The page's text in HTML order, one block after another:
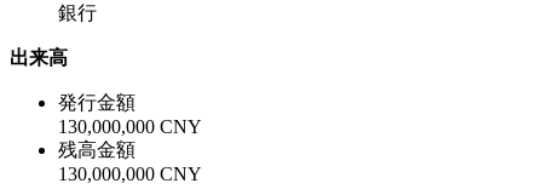
銀行
出来高
発行金額
130,000,000 CNY
残高金額
130,000,000 CNY